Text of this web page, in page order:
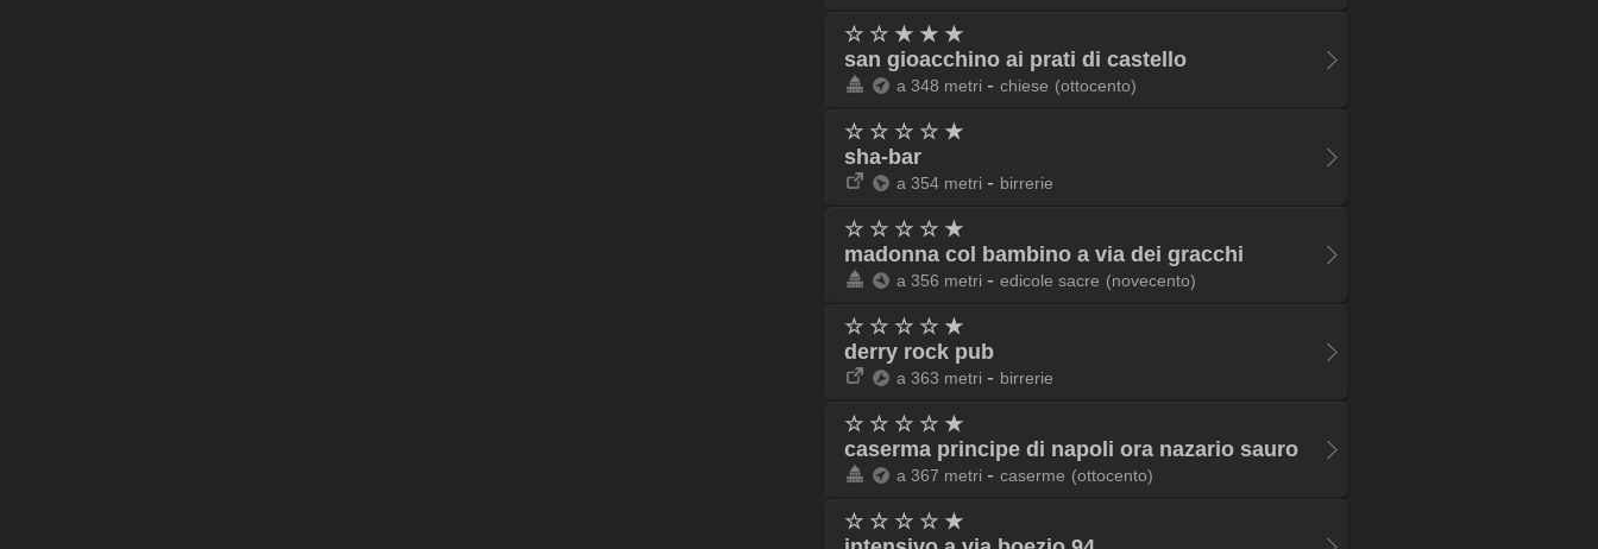
☆ ☆ ★ ★ ★
san gioacchino ai prati di castello
a 348 metri - chiese (ottocento)
☆ ☆ ☆ ☆ ★
sha-bar
a 354 metri - birrerie
☆ ☆ ☆ ☆ ★
madonna col bambino a via dei gracchi
a 356 metri - edicole sacre (novecento)
☆ ☆ ☆ ☆ ★
derry rock pub
a 363 metri - birrerie
☆ ☆ ☆ ☆ ★
caserma principe di napoli ora nazario sauro
a 367 metri - caserme (ottocento)
☆ ☆ ☆ ☆ ★